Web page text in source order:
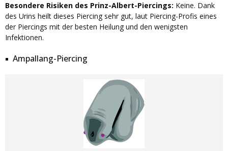
Besondere Risiken des Prinz-Albert-Piercings: Keine. Dank
des Urins heilt dieses Piercing sehr gut, laut Piercing-Profis eines
der Piercings mit der besten Heilung und den wenigsten
Infektionen.
Ampallang-Piercing